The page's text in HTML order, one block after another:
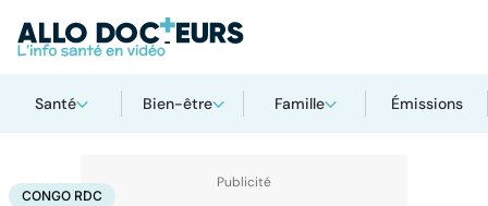
Santé Bien-être Famille Émissions
AccueilSantéSociété Santé publiqueCongo RDC
CONGO RDC